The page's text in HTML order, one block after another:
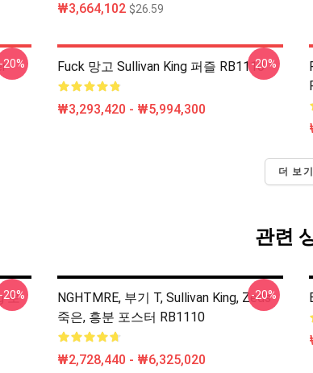
₩3,664,102 $26.59
-20% Fuck 망고 Sullivan King 퍼즐 RB1110
₩3,293,420 - ₩5,994,300
-20%
더 보기
관련
로
-20%
NGHTMRE, 부기 T, Sullivan King, Zeds
죽은, 흥분 포스터 RB1110
₩2,728,440 - ₩6,325,020
-20%